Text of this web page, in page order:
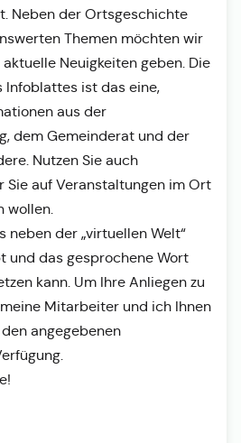
Neben der Ortsgeschichte
Themen möchten wir
Neuigkeiten geben. Die
Infoblattes ist das eine,
aus der
dem Gemeinderat und der
Nutzen Sie auch
Sie auf Veranstaltungen im Ort
wollen.
neben der „virtuellen Welt“
und das gesprochene Wort
kann. Um Ihre Anliegen zu
Mitarbeiter und ich Ihnen
angegebenen